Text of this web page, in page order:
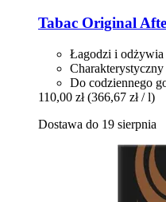
Tabac Original
Łagodzi i odżywia
Charakterystyczny
Do codziennego
110,00 zł (366,67 zł / l)
Dostawa do 19 sierpnia